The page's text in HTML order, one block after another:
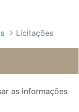
Licitações
as informações